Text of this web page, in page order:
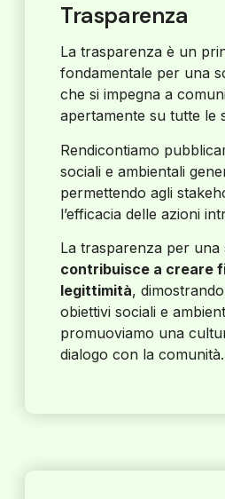
Trasparenza
La trasparenza è un
fondamentale per una
che si impegna a
apertamente su tutte le
Rendicontiamo
sociali e ambientali
permettendo agli
l’efficacia delle azioni
La trasparenza per una
contribuisce a creare
legittimità,
obiettivi sociali e
promuoviamo una
dialogo con la comunità.